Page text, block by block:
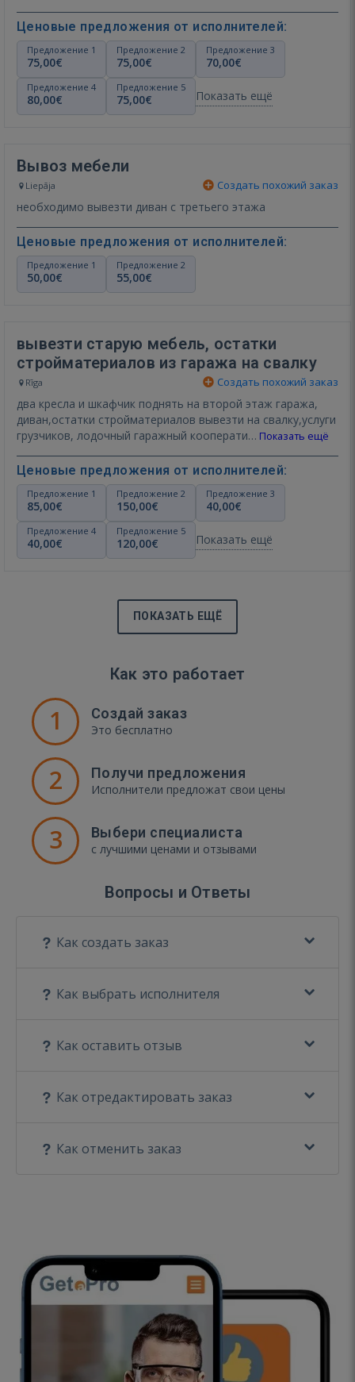
Ценовые предложения от исполнителей:
Предложение 1
75,00€
Предложение 2
75,00€
Предложение 3
70,00€
Предложение 4
80,00€
Предложение 5
75,00€ Показать ещё
Вывоз мебели
Liepāja Создать похожий заказ
необходимо вывезти диван с третьего этажа
Ценовые предложения от исполнителей:
Предложение 1
50,00€
Предложение 2
55,00€
вывезти старую мебель, остатки
стройматериалов из гаража на свалку
Rīga Создать похожий заказ
два кресла и шкафчик поднять на второй этаж гаража,
диван,остатки стройматериалов вывезти на свалку,услуги
грузчиков, лодочный гаражный кооперати… Показать ещё
Ценовые предложения от исполнителей:
Предложение 1
85,00€
Предложение 2
150,00€
Предложение 3
40,00€
Предложение 4
40,00€
Предложение 5
120,00€ Показать ещё
ПОКАЗАТЬ ЕЩЁ
Как это работает
1 Создай заказ
Это бесплатно
2 Получи предложения
Исполнители предложат свои цены
3 Выбери специалиста
с лучшими ценами и отзывами
Вопросы и Ответы
Как создать заказ
Как выбрать исполнителя
Как оставить отзыв
Как отредактировать заказ
Как отменить заказ